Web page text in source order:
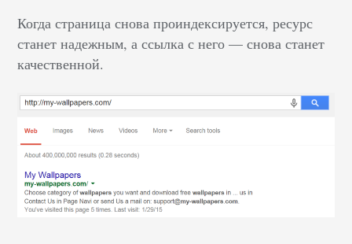
Когда страница снова проиндексируется, ресурс
станет надежным, а ссылка с него — снова станет
качественной.